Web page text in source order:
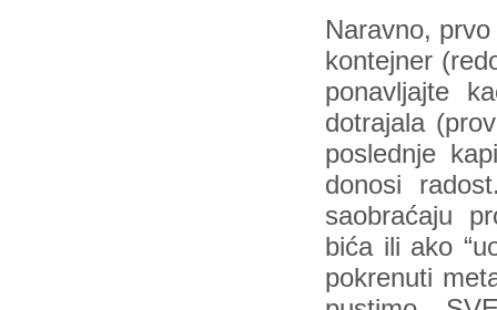
Naravno,
kontejner
ponavljajte
dotrajala
poslednje
donosi
saobraćaju
bića ili ako
pokrenuti